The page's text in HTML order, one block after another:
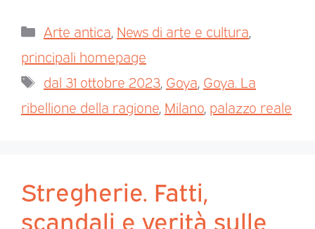
Arte antica News di arte e cultura
principali homepage
dal 31 ottobre 2023 Goya Goya. La
ribellione della ragione Milano palazzo reale
Stregherie. Fatti,
scandali e verità sulle